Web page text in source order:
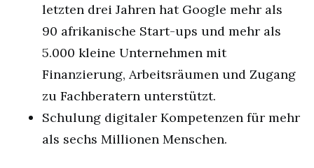
letzten drei Jahren hat Google mehr als
90 afrikanische Start-ups und mehr als
5.000 kleine Unternehmen mit
Finanzierung, Arbeitsräumen und Zugang
zu Fachberatern unterstützt.
Schulung digitaler Kompetenzen für mehr
als sechs Millionen Menschen.